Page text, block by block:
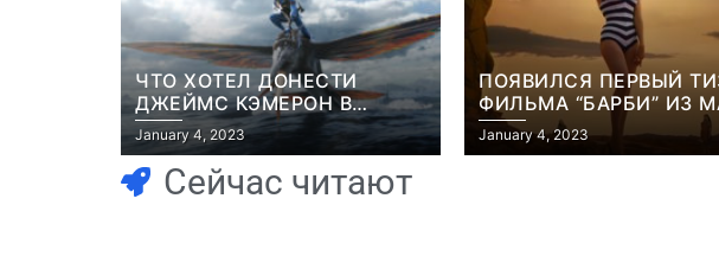
ЧТО ХОТЕЛ ДОНЕСТИ
ДЖЕЙМС КЭМЕРОН В
ФИЛЬМЕ “АВАТАР: ПУТЬ
ВОДЫ”
January 4, 2023
ПОЯВИЛСЯ ПЕРВЫЙ
ФИЛЬМА “БАРБИ” ИЗ
РОББИ
January 4, 2023
Сейчас читают